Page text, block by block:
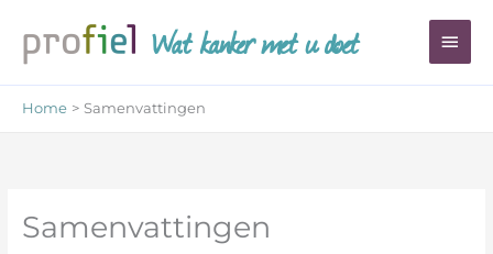
naar
inhoud
Wat kanker met u doet
Home Samenvattingen
Samenvattingen